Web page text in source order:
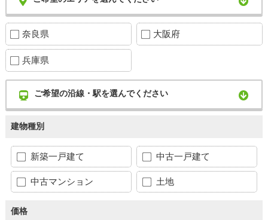
奈良県 大阪府
兵庫県
ご希望の沿線・駅を選んでください
建物種別
新築一戸建て 中古一戸建て
中古マンション 土地
価格